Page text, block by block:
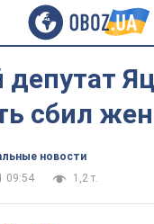
сбил
новости
09:54
1,2 т.